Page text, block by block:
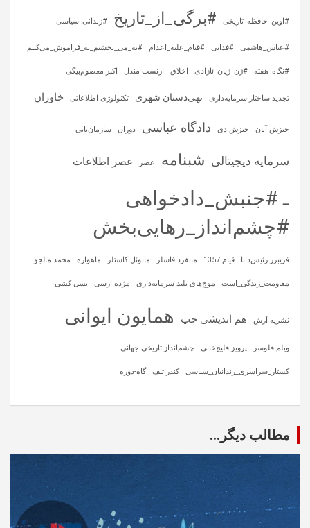
#اوین_حافظه_تاریخی #برگی_از_تاریخ #زندانی_سیاسی
#عباس_هاشمی #فدایی #قیام_علیه_اعدام #نه_می_بخشیم_نه_فراموش_می‌کنیم
#نگاه_هفته #ژن_ژیان_ئازادی اخلاق ارنست مندل اکبر معصوم‌بیگی
تجدید ساختار سرمایه‌داری تهی‌دستان شهری تکنولوژی اطلاعاتی خاوران
خیزش آبان خیزش دی دادگاه عباسی دوران سازمان‌یابی
سرمایه‌ دیجیتالی شبنامه عصر عصر اطلاعات
ـ #جنبش_دادخواهی
#چشم‌انداز_رهایی‌بخش
فریبرز رئیس‌دانا قیام 1357 مانفرد فاسلر مانوئل کاستلز ماهواره‌ محمد مالجو
مقاومت_زندگی_است موج‌های بلند سرمایه‌داری مژده ارسی نسل کشی
نشریه آرش هم اندیشی چپ همایون ایوانی
ویلم فلوسر پرویز قلیچ‌خانی چشم‌انداز تاریخی‌ـ‌جهانی
کشتار_سراسری_زندانیان_سیاسی کندراتیف گاه-دوره
مطالب دیگر...